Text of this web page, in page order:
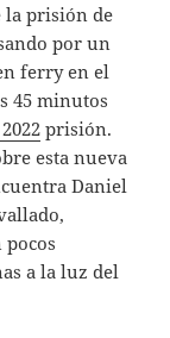
la prisión de
por un
ferry en el
45 minutos
prisión.
esta nueva
Daniel
pocos
a la luz del